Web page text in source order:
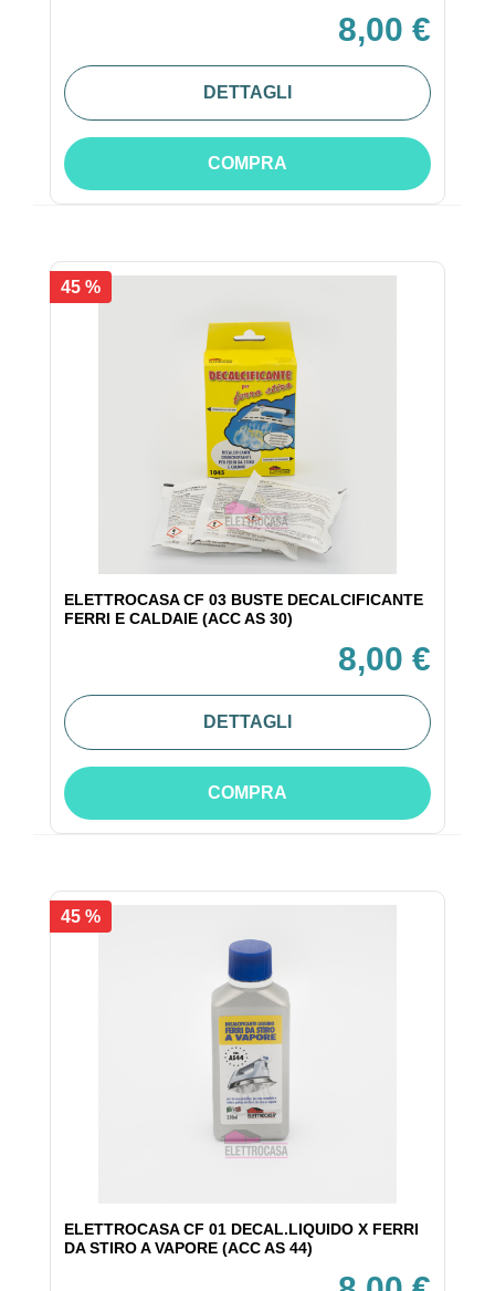
8,00 €
DETTAGLI
COMPRA
45 %
ELETTROCASA CF 03 BUSTE DECALCIFICANTE
FERRI E CALDAIE (ACC AS 30)
8,00 €
DETTAGLI
COMPRA
45 %
ELETTROCASA CF 01 DECAL.LIQUIDO X FERRI
DA STIRO A VAPORE (ACC AS 44)